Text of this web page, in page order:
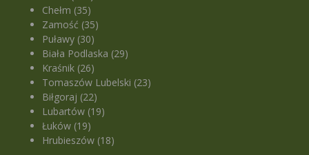
Chełm (35)
Zamość (35)
Puławy (30)
Biała Podlaska (29)
Kraśnik (26)
Tomaszów Lubelski (23)
Biłgoraj (22)
Lubartów (19)
Łuków (19)
Hrubieszów (18)